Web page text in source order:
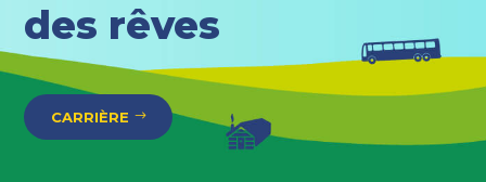
des rêves
CARRIÈRE